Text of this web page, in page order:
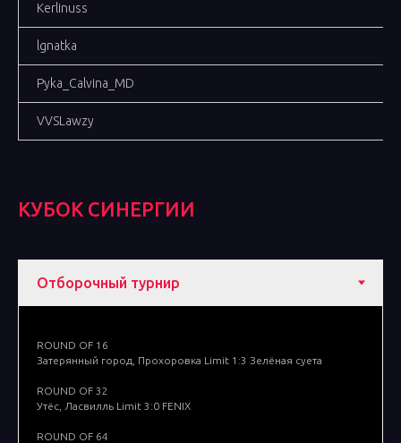
Kerlinuss
lgnatka
Pyka_Calvina_MD
VVSLawzy
КУБОК СИНЕРГИИ
ROUND OF 16
Затерянный город, Прохоровка Limit 1:3 Зелёная суета
ROUND OF 32
Утёс, Ласвилль Limit 3:0 FENIX
ROUND OF 64